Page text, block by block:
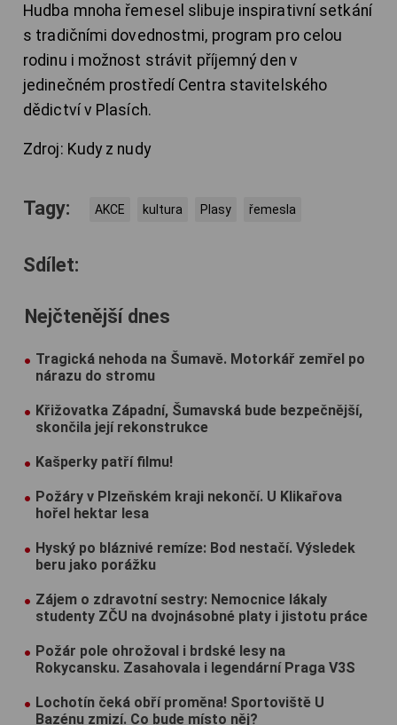
Hudba mnoha řemesel slibuje inspirativní setkání
s tradičními dovednostmi, program pro celou
rodinu i možnost strávit příjemný den v
jedinečném prostředí Centra stavitelského
dědictví v Plasích.
Zdroj: Kudy z nudy
Tagy: AKCE kultura Plasy řemesla
Sdílet:
Nejčtenější dnes
Tragická nehoda na Šumavě. Motorkář zemřel po
nárazu do stromu
Křižovatka Západní, Šumavská bude bezpečnější,
skončila její rekonstrukce
Kašperky patří filmu!
Požáry v Plzeňském kraji nekončí. U Klikařova
hořel hektar lesa
Hyský po bláznivé remíze: Bod nestačí. Výsledek
beru jako porážku
Zájem o zdravotní sestry: Nemocnice lákaly
studenty ZČU na dvojnásobné platy i jistotu práce
Požár pole ohrožoval i brdské lesy na
Rokycansku. Zasahovala i legendární Praga V3S
Lochotín čeká obří proměna! Sportoviště U
Bazénu zmizí. Co bude místo něj?